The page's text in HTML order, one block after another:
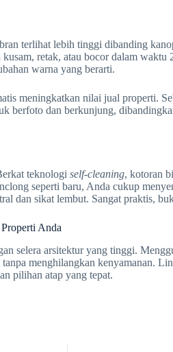
terlihat lebih tinggi dibanding
retak, atau bocor dalam waktu
warna yang berarti.
meningkatkan nilai jual properti.
berfoto dan berkunjung,
teknologi self-cleaning, kotoran
seperti baru, Anda cukup
dan sikat lembut. Sangat praktis,
Anda
selera arsitektur yang tinggi.
menghilangkan kenyamanan.
pilihan atap yang tepat.